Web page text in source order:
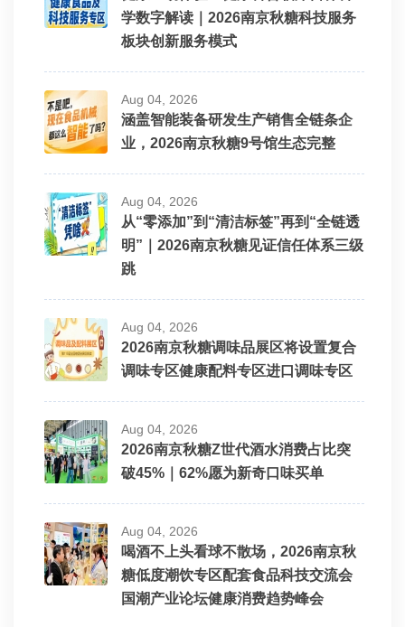
学数字解读｜2026南京秋糖科技服务
板块创新服务模式
Aug 04, 2026
涵盖智能装备研发生产销售全链条企
业，2026南京秋糖9号馆生态完整
Aug 04, 2026
从“零添加”到“清洁标签”再到“全链透
明”｜2026南京秋糖见证信任体系三级
跳
Aug 04, 2026
2026南京秋糖调味品展区将设置复合
调味专区健康配料专区进口调味专区
Aug 04, 2026
2026南京秋糖Z世代酒水消费占比突
破45%｜62%愿为新奇口味买单
Aug 04, 2026
喝酒不上头看球不散场，2026南京秋
糖低度潮饮专区配套食品科技交流会
国潮产业论坛健康消费趋势峰会